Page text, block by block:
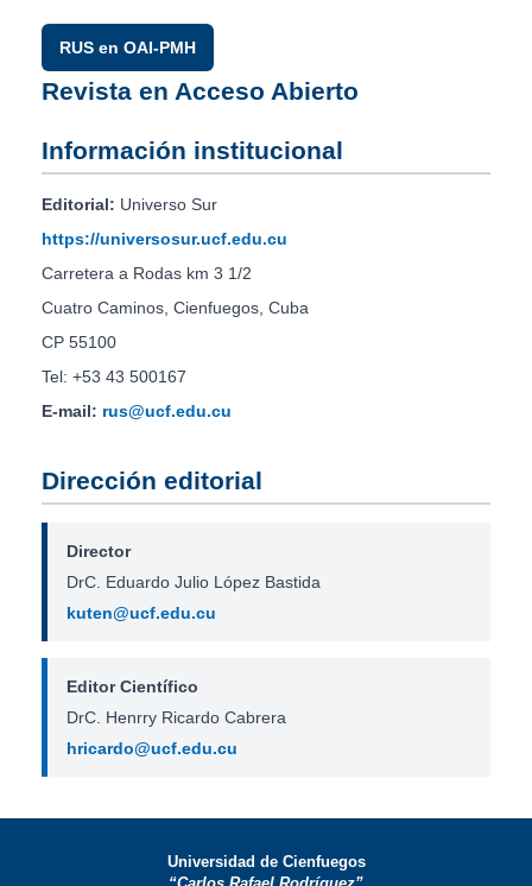
RUS en OAI-PMH
Revista en Acceso Abierto
Información institucional
Editorial: Universo Sur
https://universosur.ucf.edu.cu
Carretera a Rodas km 3 1/2
Cuatro Caminos, Cienfuegos, Cuba
CP 55100
Tel: +53 43 500167
E-mail: rus@ucf.edu.cu
Dirección editorial
Director
DrC. Eduardo Julio López Bastida
kuten@ucf.edu.cu
Editor Científico
DrC. Henrry Ricardo Cabrera
hricardo@ucf.edu.cu
Universidad de Cienfuegos